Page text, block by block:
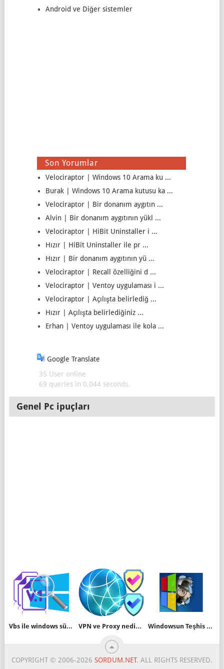
Android ve Diğer sistemler
Son Yorumlar
Velociraptor | Windows 10 Arama ku ...
Burak | Windows 10 Arama kutusu ka ...
Velociraptor | Bir donanım aygıtın ...
Alvin | Bir donanım aygıtının yükl ...
Velociraptor | HiBit Uninstaller i ...
Hızır | HiBit Uninstaller ile pr ...
Hızır | Bir donanım aygıtının yü ...
Velociraptor | Recall özelliğini d ...
Velociraptor | Ventoy uygulaması i ...
Velociraptor | Açılışta belirlediğ ...
Hızır | Açılışta belirlediğiniz ...
Erhan | Ventoy uygulaması ile kola ...
Google Translate
35 User online
69 queries in 0,044 seconds.
Genel Pc ipuçları
Vbs ile windows sürüm numarasını bulmak VPN ve Proxy nedir farkları nelerdir Windowsun Teşhis ve izleme Servisini kapatın
COPYRIGHT © 2006-2026 SORDUM.NET. ALL RIGHTS RESERVED.